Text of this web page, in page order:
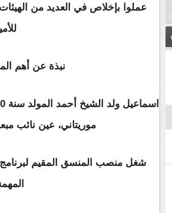
عملوا بإخلاص في العديد من
نبذة عن أهم
موريتاني، عين نائب